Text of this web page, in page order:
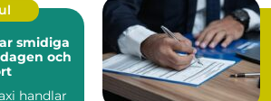
och
handlar